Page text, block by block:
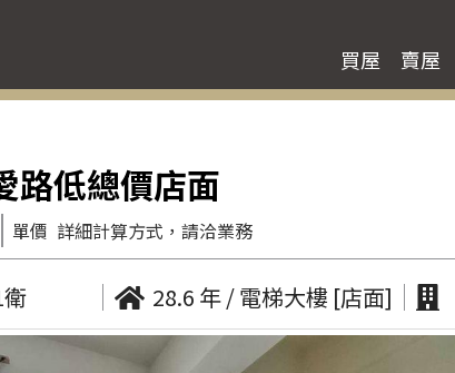
買屋 賣屋
路低總價店面
單價 詳細計算方式，請洽業務
衛 28.6 年 / 電梯大樓 [店面]